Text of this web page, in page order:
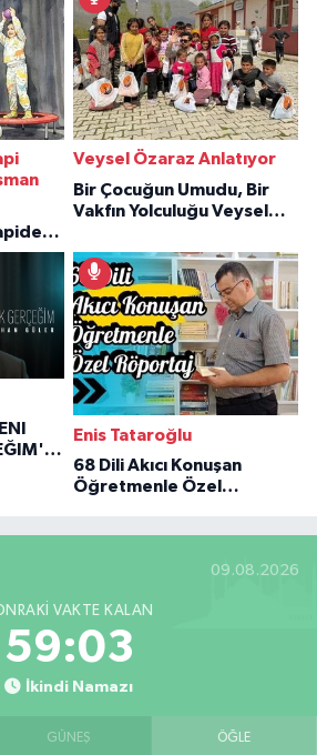
Veysel Özaraz Anlatıyor
Bir Çocuğun Umudu, Bir
Vakfın Yolculuğu Veysel
Enis Tataroğlu
68 Dili Akıcı Konuşan
Öğretmenle Özel
09.08.2026
VAKTE KALAN
59:02
İkindi Namazı
GÜNEŞ ÖĞLE